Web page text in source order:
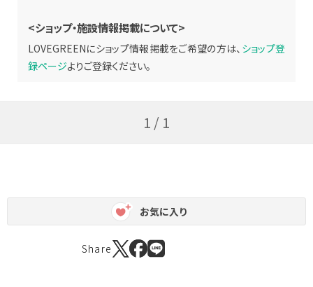
<ショップ・施設情報掲載について>
LOVEGREENにショップ情報掲載をご希望の方は、 ショップ登
録ページよりご登録ください。
1 / 1
お気に入り
Share